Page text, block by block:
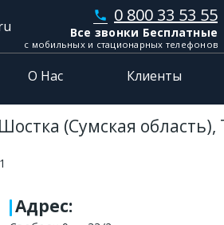
phone 0 800 33 53 55
Все звонки Бесплатные
с мобильных и стационарных телефонов
О Нас Клиенты
(Сумская
Адрес: